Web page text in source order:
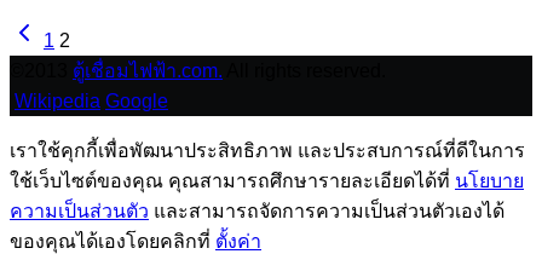
1 2
ตู้เชื่อมไฟฟ้า.com.
Wikipedia Google
เราใช้คุกกี้เพื่อพัฒนาประสิทธิภาพ และประสบการณ์ที่ดีในการ
ใช้เว็บไซต์ของคุณ คุณสามารถศึกษารายละเอียดได้ที่ นโยบาย
ความเป็นส่วนตัว และสามารถจัดการความเป็นส่วนตัวเองได้
ของคุณได้เองโดยคลิกที่ ตั้งค่า